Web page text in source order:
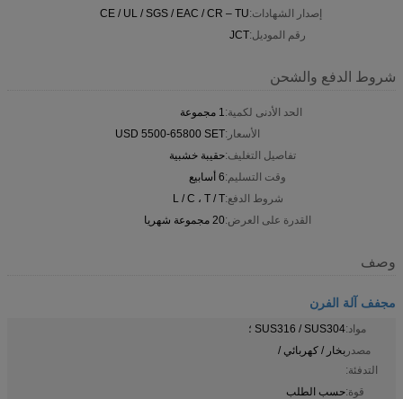
إصدار الشهادات:CE / UL / SGS / EAC / CR – TU
رقم الموديل:JCT
شروط الدفع والشحن
الحد الأدنى لكمية:1 مجموعة
الأسعار:USD 5500-65800 SET
تفاصيل التغليف:حقيبة خشبية
وقت التسليم:6 أسابيع
شروط الدفع:L / C ، T / T
القدرة على العرض:20 مجموعة شهريا
وصف
مجفف آلة الفرن
مواد:SUS316 / SUS304 ؛
مصدر
التدفئة:
بخار / كهربائي /
قوة:حسب الطلب